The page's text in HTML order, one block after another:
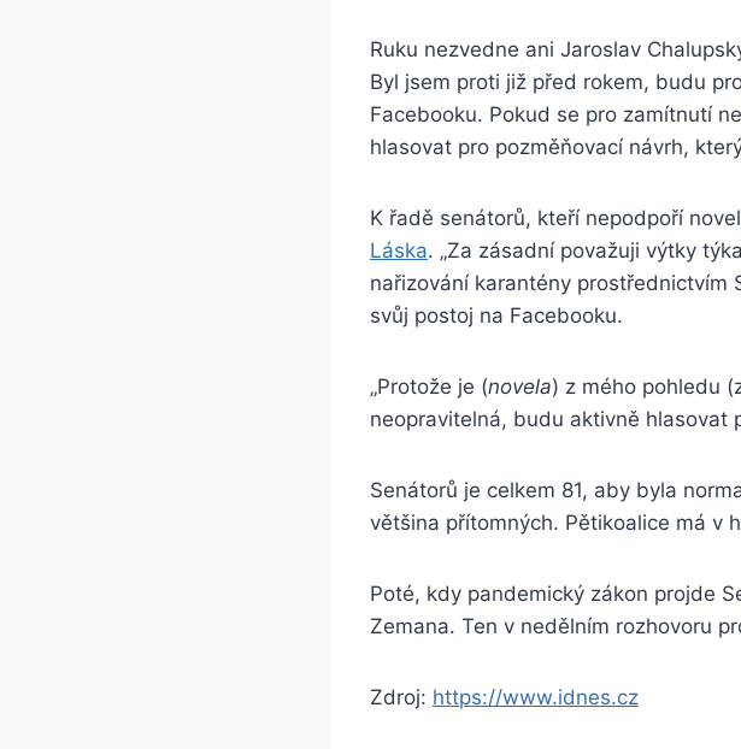
Ruku nezvedne ani Jaroslav
Byl jsem proti již před rokem, budu
Facebooku. Pokud se pro zamítnutí
hlasovat pro pozměňovací návrh,
K řadě senátorů, kteří nepodpoří
Láska. „Za zásadní považuji výtky
nařizování karantény prostřednictvím
svůj postoj na Facebooku.
„Protože je (novela) z mého pohledu
neopravitelná, budu aktivně hlasovat
Senátorů je celkem 81, aby byla
většina přítomných. Pětikoalice má v
Poté, kdy pandemický zákon projde
Zemana. Ten v nedělním rozhovoru
Zdroj: https://www.idnes.cz